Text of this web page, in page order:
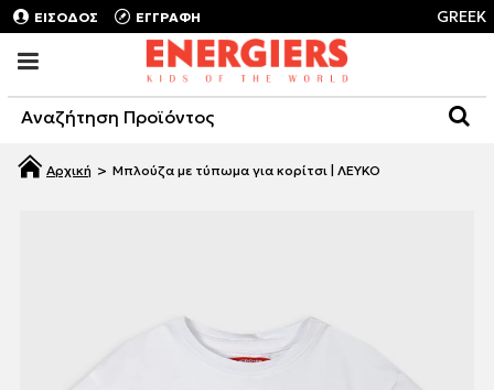
ΕΙΣΟΔΟΣ ΕΓΓΡΑΦΗ GREEK
Μπλούζα με τύπωμα για κορίτσι | ΛΕΥΚΟ